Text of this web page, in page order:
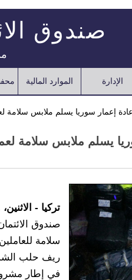
صندوق
الإدارة الموارد المالية
إعمار سوريا يسلم ملابس
يسلم ملابس سلامة
تركيا - الاثنين، 20تشرين الثاني 2017
صندوق
سلامة
ريف حلب
في إطار